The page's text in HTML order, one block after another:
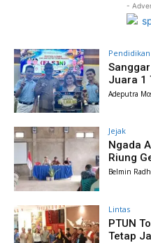
-
Pendidikan
Juara 1
Adeputra
Jejak
Ngada
Riung
Belmin
Lintas
PTUN
Tetap